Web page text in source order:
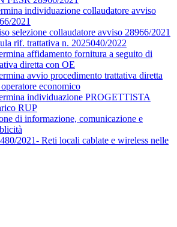
individuazione collaudatore avviso
2021
selezione collaudatore avviso 28966/2021
rif. trattativa n. 2025040/2022
affidamento fornitura a seguito di
diretta con OE
avvio procedimento trattativa diretta
economico
individuazione PROGETTISTA
RUP
di informazione, comunicazione e
2021- Reti locali cablate e wireless nelle